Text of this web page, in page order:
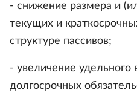
- снижение размера и
текущих и
структуре пассивов;
- увеличение удельного
долгосрочных